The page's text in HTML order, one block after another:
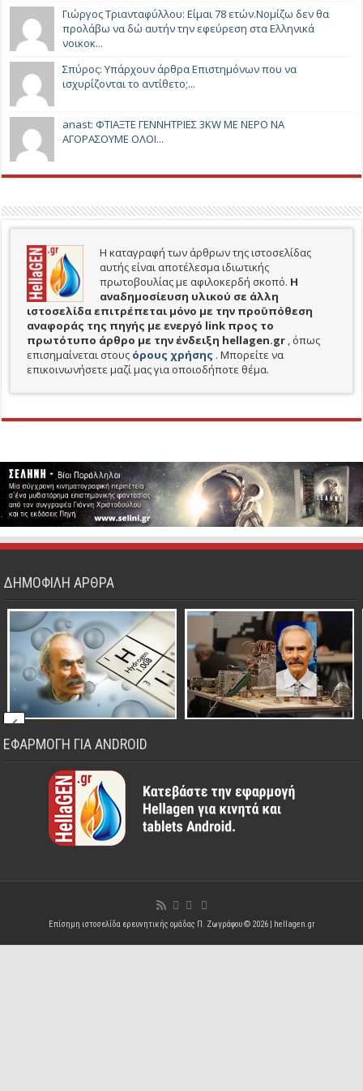
Γιώργος Τριανταφύλλου: Είμαι 78 ετών.Νομίζω δεν θα
προλάβω να δώ αυτήν την εφεύρεση στα Ελληνικά
νοικοκ...
Σπύρος: Υπάρχουν άρθρα Επιστημόνων που να
ισχυρίζονται το αντίθετο;...
anast: ΦΤΙΑΞΤΕ ΓΕΝΝΗΤΡΙΕΣ 3KW ΜΕ ΝΕΡΟ ΝΑ
ΑΓΟΡΑΣΟΥΜΕ ΟΛΟΙ...
Η καταγραφή των άρθρων της ιστοσελίδας
αυτής είναι αποτέλεσμα ιδιωτικής
πρωτοβουλίας με αφιλοκερδή σκοπό. H
αναδημοσίευση υλικού σε άλλη
ιστοσελίδα επιτρέπεται μόνο με την προϋπόθεση
αναφοράς της πηγής με ενεργό link προς το
πρωτότυπο άρθρο με την ένδειξη hellagen.gr , όπως
επισημαίνεται στους όρους χρήσης . Μπορείτε να
επικοινωνήσετε μαζί μας για οποιοδήποτε θέμα.
ΔΗΜΟΦΙΛΗ ΑΡΘΡΑ
ΕΦΑΡΜΟΓΗ ΓΙΑ ANDROID
Επίσημη ιστοσελίδα ερευνητικής ομάδας Π. Ζωγράφου © 2026 | hellagen.gr